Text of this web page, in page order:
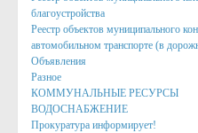
Вопрос-Ответ
Регламенты
благоустройства
Реестр объектов муниципального
автомобильном транспорте (в
Объявления
Разное
КОММУНАЛЬНЫЕ РЕСУРСЫ
ВОДОСНАБЖЕНИЕ
Прокуратура информирует!